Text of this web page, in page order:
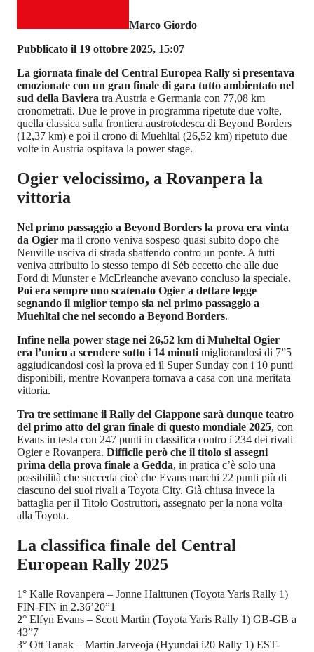
Marco Giordo
Pubblicato il 19 ottobre 2025, 15:07
La giornata finale del Central Europea Rally si presentava
emozionate con un gran finale di gara tutto ambientato nel
sud della Baviera tra Austria e Germania con 77,08 km
cronometrati. Due le prove in programma ripetute due volte,
quella classica sulla frontiera austrotedesca di Beyond Borders
(12,37 km) e poi il crono di Muehltal (26,52 km) ripetuto due
volte in Austria ospitava la power stage.
Ogier velocissimo, a Rovanpera la
vittoria
Nel primo passaggio a Beyond Borders la prova era vinta
da Ogier ma il crono veniva sospeso quasi subito dopo che
Neuville usciva di strada sbattendo contro un ponte. A tutti
veniva attribuito lo stesso tempo di Séb eccetto che alle due
Ford di Munster e McErleanche avevano concluso la speciale.
Poi era sempre uno scatenato Ogier a dettare legge
segnando il miglior tempo sia nel primo passaggio a
Muehltal che nel secondo a Beyond Borders.
Infine nella power stage nei 26,52 km di Muheltal Ogier
era l’unico a scendere sotto i 14 minuti migliorandosi di 7”5
aggiudicandosi così la prova ed il Super Sunday con i 10 punti
disponibili, mentre Rovanpera tornava a casa con una meritata
vittoria.
Tra tre settimane il Rally del Giappone sarà dunque teatro
del primo atto del gran finale di questo mondiale 2025, con
Evans in testa con 247 punti in classifica contro i 234 dei rivali
Ogier e Rovanpera. Difficile però che il titolo si assegni
prima della prova finale a Gedda, in pratica c’è solo una
possibilità che succeda cioè che Evans marchi 22 punti più di
ciascuno dei suoi rivali a Toyota City. Già chiusa invece la
battaglia per il Titolo Costruttori, assegnato per la nona volta
alla Toyota.
La classifica finale del Central
European Rally 2025
1° Kalle Rovanpera – Jonne Halttunen (Toyota Yaris Rally 1)
FIN-FIN in 2.36’20”1
2° Elfyn Evans – Scott Martin (Toyota Yaris Rally 1) GB-GB a
43”7
3° Ott Tanak – Martin Jarveoja (Hyundai i20 Rally 1) EST-